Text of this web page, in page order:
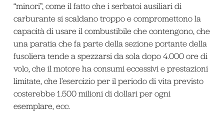
“minori”, come il fatto che i serbatoi ausiliari di
carburante si scaldano troppo e compromettono la
capacità di usare il combustibile che contengono, che
una paratia che fa parte della sezione portante della
fusoliera tende a spezzarsi da sola dopo 4.000 ore di
volo, che il motore ha consumi eccessivi e prestazioni
limitate, che l’esercizio per il periodo di vita previsto
costerebbe 1.500 milioni di dollari per ogni
esemplare, ecc.